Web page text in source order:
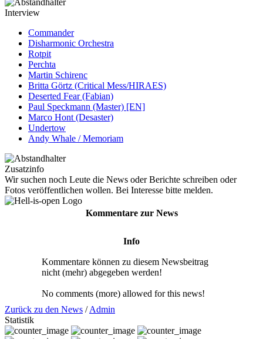
Interview
Commander
Disharmonic Orchestra
Rotpit
Perchta
Martin Schirenc
Britta Görtz (Critical Mess/HIRAES)
Deserted Fear (Fabian)
Paul Speckmann (Master) [EN]
Marco Hont (Desaster)
Undertow
Andy Whale / Memoriam
Zusatzinfo
Wir suchen noch Leute die News oder Berichte schreiben oder
Fotos veröffentlichen wollen. Bei Interesse bitte melden.
Kommentare zur News
Info
Kommentare können zu diesem Newsbeitrag
nicht (mehr) abgegeben werden!
No comments (more) allowed for this news!
Zurück zu den News /Admin
Statistik